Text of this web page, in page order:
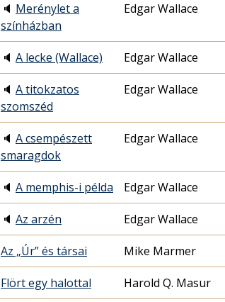
🔈 Merénylet a
színházban
Edgar Wallace
🔈 A lecke (Wallace) Edgar Wallace
🔈 A titokzatos
szomszéd
Edgar Wallace
🔈 A csempészett
smaragdok
Edgar Wallace
🔈 A memphis-i példa Edgar Wallace
🔈 Az arzén Edgar Wallace
Az „Úr” és társai Mike Marmer
Flört egy halottal Harold Q. Masur